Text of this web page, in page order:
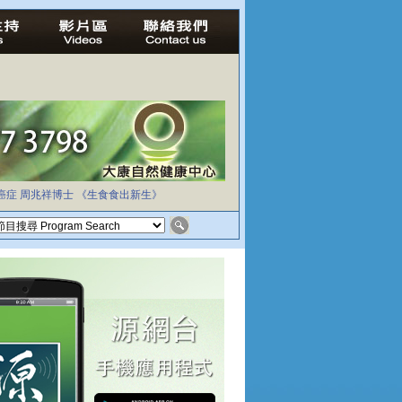
症 周兆祥博士 《生食食出新生》